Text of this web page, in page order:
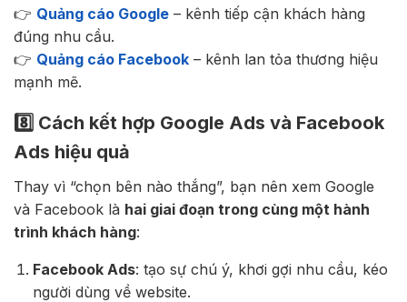
👉 Quảng cáo Google – kênh tiếp cận khách hàng
đúng nhu cầu.
👉 Quảng cáo Facebook – kênh lan tỏa thương hiệu
mạnh mẽ.
8️⃣ Cách kết hợp Google Ads và Facebook
Ads hiệu quả
Thay vì “chọn bên nào thắng”, bạn nên xem Google
và Facebook là hai giai đoạn trong cùng một hành
trình khách hàng:
Facebook Ads: tạo sự chú ý, khơi gợi nhu cầu, kéo
người dùng về website.